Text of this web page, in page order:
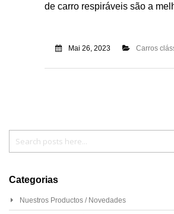
de carro respiráveis são a
Mai 26, 2023 Carros
Categorias
Nuestros Productos / Novedades